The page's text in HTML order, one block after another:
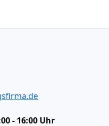
- 16:00 Uhr